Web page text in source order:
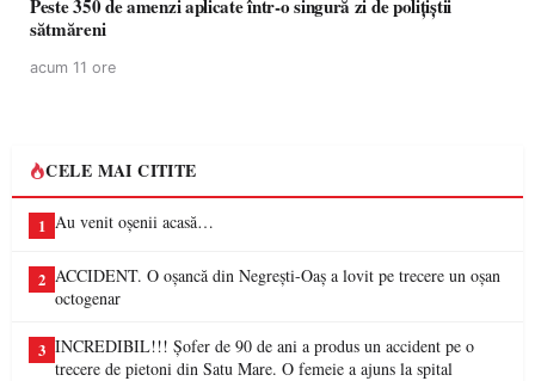
Peste 350 de amenzi aplicate într-o singură zi de polițiștii
sătmăreni
acum 11 ore
CELE MAI CITITE
1 Au venit oșenii acasă…
2 ACCIDENT. O oșancă din Negrești-Oaș a lovit pe trecere un oșan
octogenar
3 INCREDIBIL!!! Șofer de 90 de ani a produs un accident pe o
trecere de pietoni din Satu Mare. O femeie a ajuns la spital